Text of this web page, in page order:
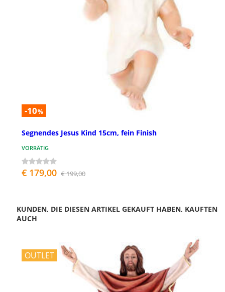
-10%
Segnendes Jesus Kind 15cm, fein Finish
VORRÄTIG
€ 179,00 € 199,00
KUNDEN, DIE DIESEN ARTIKEL GEKAUFT HABEN, KAUFTEN
AUCH
OUTLET